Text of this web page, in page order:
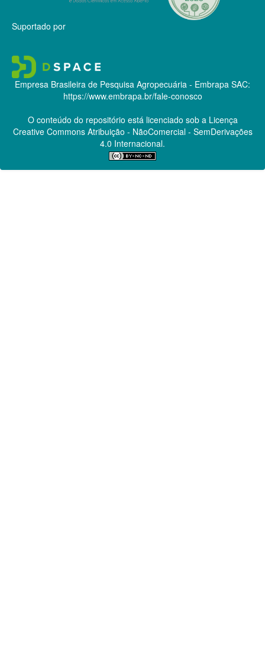
Suportado por
Empresa Brasileira de Pesquisa Agropecuária - Embrapa SAC:
https://www.embrapa.br/fale-conosco
O conteúdo do repositório está licenciado sob a Licença
Creative CommonsAtribuição - NãoComercial - SemDerivações
4.0 Internacional.